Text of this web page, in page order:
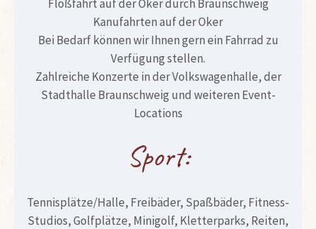
Floßfahrt auf der Oker durch Braunschweig
Kanufahrten auf der Oker
Bei Bedarf können wir Ihnen gern ein Fahrrad zu
Verfügung stellen.
Zahlreiche Konzerte in der Volkswagenhalle, der
Stadthalle Braunschweig und weiteren Event-
Locations
Sport:
Tennisplätze/Halle, Freibäder, Spaßbäder, Fitness-
Studios, Golfplätze, Minigolf, Kletterparks, Reiten,